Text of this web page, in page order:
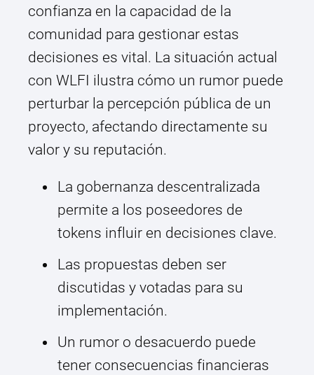
confianza en la capacidad de la
comunidad para gestionar estas
decisiones es vital. La situación actual
con WLFI ilustra cómo un rumor puede
perturbar la percepción pública de un
proyecto, afectando directamente su
valor y su reputación.
La gobernanza descentralizada
permite a los poseedores de
tokens influir en decisiones clave.
Las propuestas deben ser
discutidas y votadas para su
implementación.
Un rumor o desacuerdo puede
tener consecuencias financieras